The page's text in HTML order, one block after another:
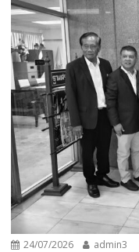
24/07/2026 admin3